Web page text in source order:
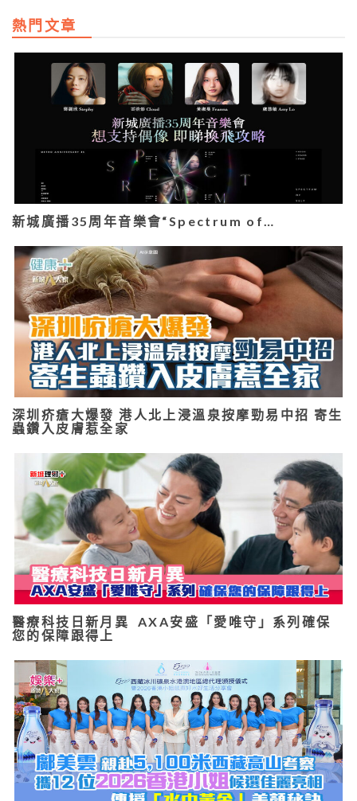
熱門文章
新城廣播35周年音樂會“Spectrum of…
深圳疥瘡大爆發 港人北上浸溫泉按摩勁易中招 寄生
蟲鑽入皮膚惹全家
醫療科技日新月異 AXA安盛「愛唯守」系列確保
您的保障跟得上